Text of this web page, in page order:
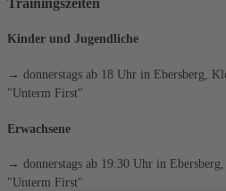
Trainingszeiten
Kinder und Jugendliche
→ donnerstags ab 18 Uhr in Ebersberg,
"Unterm First"
Erwachsene
→ donnerstags ab 19:30 Uhr in
"Unterm First"